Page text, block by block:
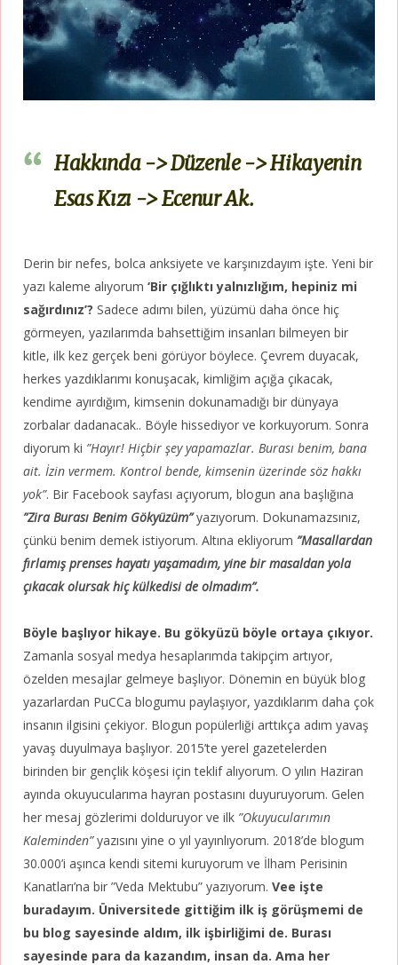
Hakkında -> Düzenle -> Hikayenin
Esas Kızı -> Ecenur Ak.
Derin bir nefes, bolca anksiyete ve karşınızdayım işte. Yeni bir
yazı kaleme alıyorum ‘Bir çığlıktı yalnızlığım, hepiniz mi
sağırdınız’? Sadece adımı bilen, yüzümü daha önce hiç
görmeyen, yazılarımda bahsettiğim insanları bilmeyen bir
kitle, ilk kez gerçek beni görüyor böylece. Çevrem duyacak,
herkes yazdıklarımı konuşacak, kimliğim açığa çıkacak,
kendime ayırdığım, kimsenin dokunamadığı bir dünyaya
zorbalar dadanacak.. Böyle hissediyor ve korkuyorum. Sonra
diyorum ki ”Hayır! Hiçbir şey yapamazlar. Burası benim, bana
ait. İzin vermem. Kontrol bende, kimsenin üzerinde söz hakkı
yok”. Bir Facebook sayfası açıyorum, blogun ana başlığına
”Zira Burası Benim Gökyüzüm” yazıyorum. Dokunamazsınız,
çünkü benim demek istiyorum. Altına ekliyorum ”Masallardan
fırlamış prenses hayatı yaşamadım, yine bir masaldan yola
çıkacak olursak hiç külkedisi de olmadım”.
Böyle başlıyor hikaye. Bu gökyüzü böyle ortaya çıkıyor.
Zamanla sosyal medya hesaplarımda takipçim artıyor,
özelden mesajlar gelmeye başlıyor. Dönemin en büyük blog
yazarlardan PuCCa blogumu paylaşıyor, yazdıklarım daha çok
insanın ilgisini çekiyor. Blogun popülerliği arttıkça adım yavaş
yavaş duyulmaya başlıyor. 2015’te yerel gazetelerden
birinden bir gençlik köşesi için teklif alıyorum. O yılın Haziran
ayında okuyucularıma hayran postasını duyuruyorum. Gelen
her mesaj gözlerimi dolduruyor ve ilk ”Okuyucularımın
Kaleminden”yazısını yine o yıl yayınlıyorum. 2018’de blogum
30.000’i aşınca kendi sitemi kuruyorum ve İlham Perisinin
Kanatları’na bir ”Veda Mektubu” yazıyorum. Vee işte
buradayım. Üniversitede gittiğim ilk iş görüşmemi de
bu blog sayesinde aldım, ilk işbirliğimi de. Burası
sayesinde para da kazandım, insan da. Ama her